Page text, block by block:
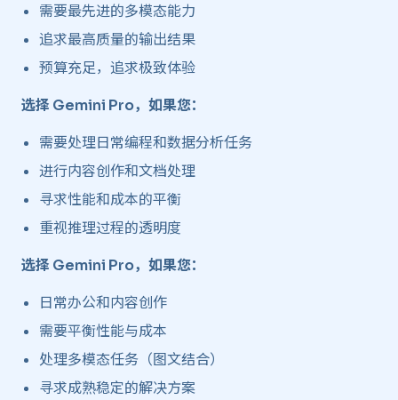
需要最先进的多模态能力
追求最高质量的输出结果
预算充足，追求极致体验
选择 Gemini Pro，如果您：
需要处理日常编程和数据分析任务
进行内容创作和文档处理
寻求性能和成本的平衡
重视推理过程的透明度
选择 Gemini Pro，如果您：
日常办公和内容创作
需要平衡性能与成本
处理多模态任务（图文结合）
寻求成熟稳定的解决方案